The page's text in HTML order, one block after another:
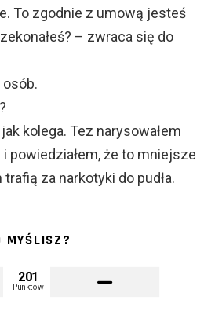
To zgodnie z umową jesteś
– zwraca się do
kolega. Tez narysowałem
i powiedziałem, że to mniejsze
za narkotyki do pudła.
MYŚLISZ?
201
Punktów